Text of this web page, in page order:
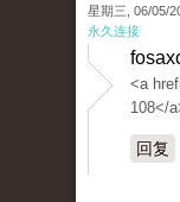
星期三, 06/05/
永久连接
<a
108</
回复